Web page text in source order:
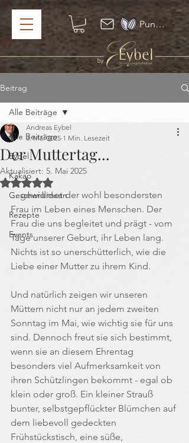
Punkte ansehen
Beitrag
Alle Beiträge
Eybel
Kakao
Geschenkideen
Rezepte
Events
Alle Beiträge
Der Muttertag...
Andreas Eybel
3. Mai 2025 1 Min. Lesezeit
Aktualisiert: 5. Mai 2025
Mit NaN von 5 Sternen bewertet.
... gewidmet der wohl besondersten
Frau im Leben eines Menschen. Der
Frau die uns begleitet und prägt - vom
Tage unserer Geburt, ihr Leben lang.
Nichts ist so unerschütterlich, wie die
Liebe einer Mutter zu ihrem Kind.
Und natürlich zeigen wir unseren
Müttern nicht nur an jedem zweiten
Sonntag im Mai, wie wichtig sie für uns
sind. Dennoch freut sie sich bestimmt,
wenn sie an diesem Ehrentag
besonders viel Aufmerksamkeit von
ihren Schützlingen bekommt - egal ob
klein oder groß. Ein kleiner Strauß
bunter, selbstgepflückter Blümchen auf
dem liebevoll gedeckten
Frühstückstisch, eine süße,